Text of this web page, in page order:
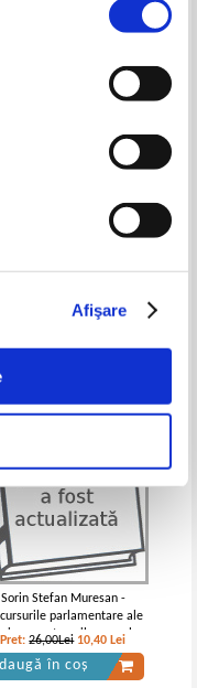
Afişare
sectiei de stiinte
Pret:26,00Lei 10,40 Lei
Sorin Stefan Muresan -
parlamentare ale
roman transilvanean la
intre 1863-1865. George
Deputat in Parlamentul
Pret:26,00Lei 10,40 Lei
în coș